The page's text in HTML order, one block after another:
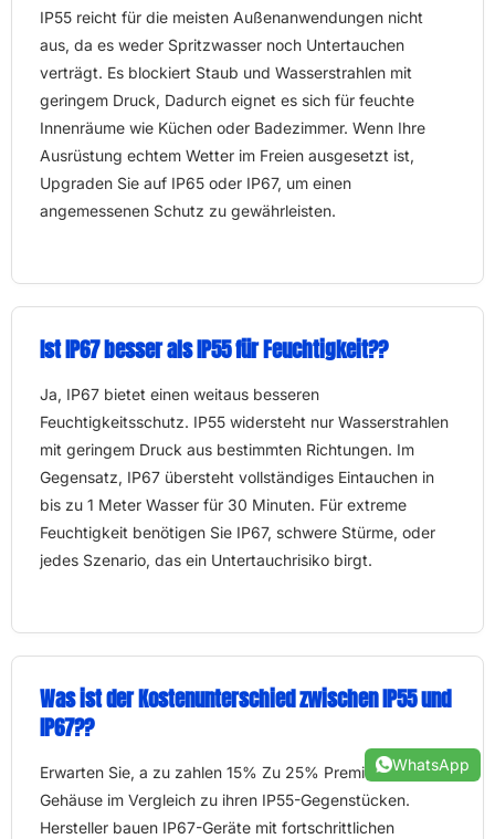
IP55 reicht für die meisten Außenanwendungen nicht
aus, da es weder Spritzwasser noch Untertauchen
verträgt. Es blockiert Staub und Wasserstrahlen mit
geringem Druck, Dadurch eignet es sich für feuchte
Innenräume wie Küchen oder Badezimmer. Wenn Ihre
Ausrüstung echtem Wetter im Freien ausgesetzt ist,
Upgraden Sie auf IP65 oder IP67, um einen
angemessenen Schutz zu gewährleisten.
Ist IP67 besser als IP55 für Feuchtigkeit??
Ja, IP67 bietet einen weitaus besseren
Feuchtigkeitsschutz. IP55 widersteht nur Wasserstrahlen
mit geringem Druck aus bestimmten Richtungen. Im
Gegensatz, IP67 übersteht vollständiges Eintauchen in
bis zu 1 Meter Wasser für 30 Minuten. Für extreme
Feuchtigkeit benötigen Sie IP67, schwere Stürme, oder
jedes Szenario, das ein Untertauchrisiko birgt.
Was ist der Kostenunterschied zwischen IP55 und
IP67??
Erwarten Sie, a zu zahlen 15% Zu 25% Premium für IP67-
Gehäuse im Vergleich zu ihren IP55-Gegenstücken.
Hersteller bauen IP67-Geräte mit fortschrittlichen
WhatsApp